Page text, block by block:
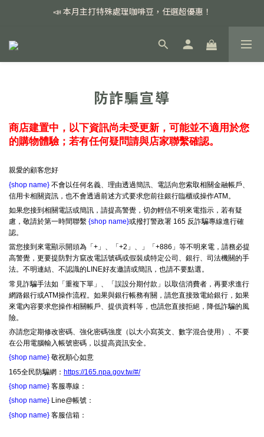
📣 本月主打特殊處理咖啡豆，任選超優惠！
📣 本月主打特殊處理咖啡豆，任選超優惠！
📣 📣 新加入會員即享百元購物金，消費滿額再享免運費！
防詐騙宣導
商店建置中，以下資訊尚未受更新，可能並不適用於您
的購物體驗；若有任何疑問請與店家聯繫確認。
親愛的顧客您好
{shop name} 不會以任何名義、理由透過簡訊、電話向您索取相關金融帳戶、
信用卡相關資訊，也不會透過前述方式要求您前往銀行臨櫃或操作ATM。
如果您接到相關電話或簡訊，請提高警覺，切勿輕信不明來電指示，若有疑
慮，敬請於第一時間聯繫 {shop name}或撥打警政署 165 反詐騙專線進行確
認。
當您接到來電顯示開頭為「+」、「+2」、」「+886」等不明來電，請務必提
高警覺，更要提防對方竄改電話號碼或假裝成特定公司、銀行、司法機關的手
法。不明連結、不認識的LINE好友邀請或簡訊，也請不要點選。
常見詐騙手法如「重複下單」、「誤設分期付款」以取信消費者，再要求進行
網路銀行或ATM操作流程。如果與銀行帳務有關，請您直接致電給銀行，如果
來電內容要求您操作相關帳戶、提供資料等，也請您直接拒絕，降低詐騙的風
險。
亦請您定期修改密碼、強化密碼強度（以大小寫英文、數字混合使用）、不要
在公用電腦輸入帳號密碼，以提高資訊安全。
{shop name} 敬祝順心如意
165全民防騙網： https://165.npa.gov.tw/#/
{shop name} 客服專線：
{shop name} Line@帳號：
{shop name} 客服信箱：